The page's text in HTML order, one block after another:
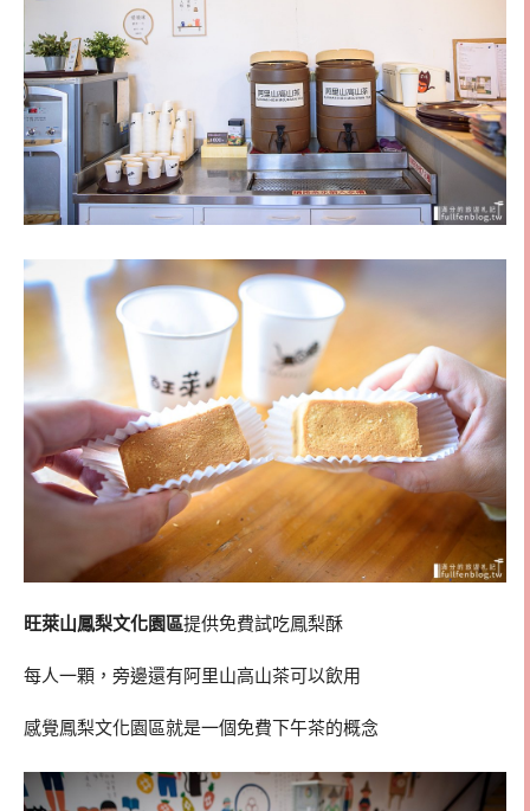
旺萊山鳳梨文化園區提供免費試吃鳳梨酥
每人一顆，旁邊還有阿里山高山茶可以飲用
感覺鳳梨文化園區就是一個免費下午茶的概念